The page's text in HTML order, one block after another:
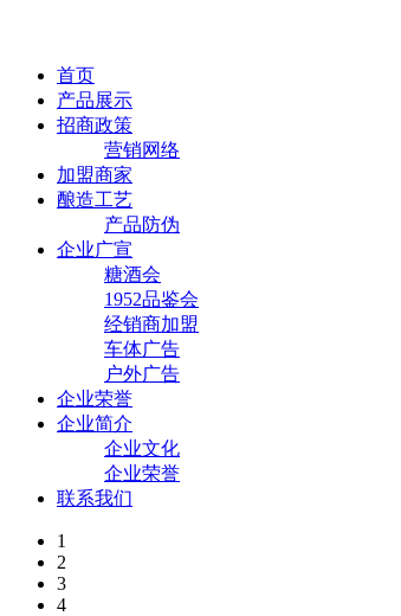
首页
产品展示
招商政策
营销网络
加盟商家
酿造工艺
产品防伪
企业广宣
糖酒会
1952品鉴会
经销商加盟
车体广告
户外广告
企业荣誉
企业简介
企业文化
企业荣誉
联系我们
1
2
3
4